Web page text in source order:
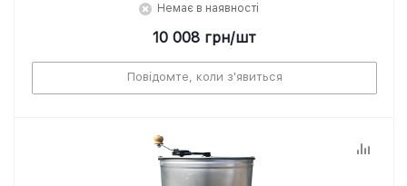
Немає в наявності
10 008 грн/шт
Повідомте, коли з'явиться